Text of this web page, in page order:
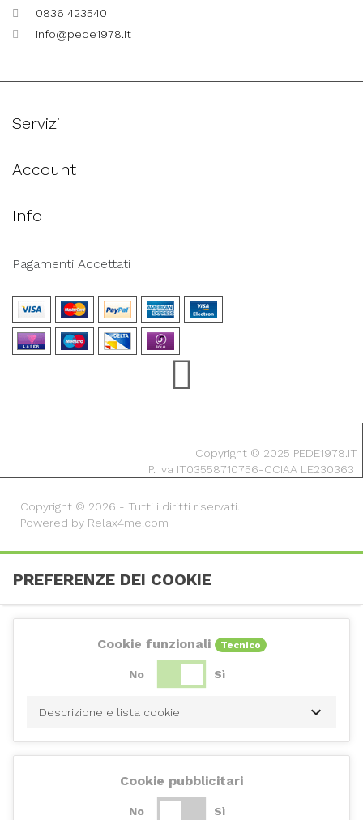
0836 423540
info@pede1978.it
Servizi
Account
Info
Pagamenti Accettati
Copyright © 2025 PEDE1978.IT
P. Iva IT03558710756-CCIAA LE230363
Copyright © 2026 - Tutti i diritti riservati.
Powered by Relax4me.com
PREFERENZE DEI COOKIE
Cookie funzionali Tecnico
No Sì
Descrizione e lista cookie
Cookie pubblicitari
No Sì